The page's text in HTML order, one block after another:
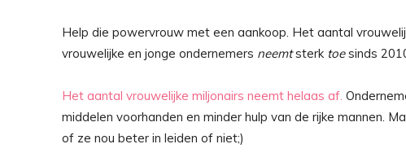
Help die powervrouw met een aankoop. Het aantal
vrouwelijke en jonge ondernemers neemtsterk toesinds
Het aantal vrouwelijke miljonairs neemt helaas af.
middelen voorhanden en minder hulp van de rijke mannen.
of ze nou beter in leiden of niet;)